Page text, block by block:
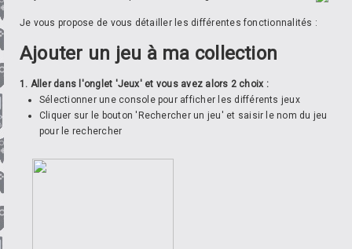
Je vous propose de vous détailler les différentes fonctionnalités :
Ajouter un jeu à ma collection
1. Aller dans l'onglet 'Jeux' et vous avez alors 2 choix :
Sélectionner une console pour afficher les différents jeux
Cliquer sur le bouton 'Rechercher un jeu' et saisir le nom du jeu
pour le rechercher